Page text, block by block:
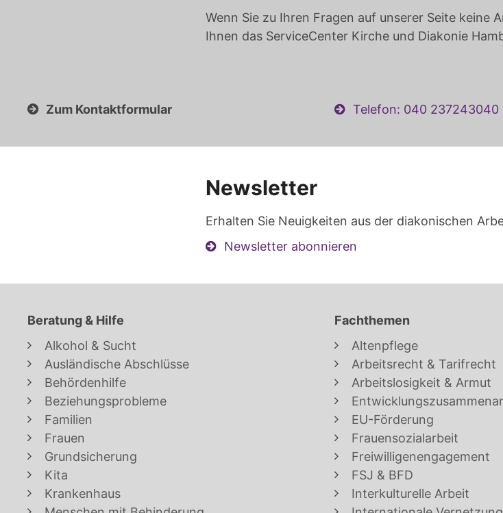
Wenn Sie zu Ihren Fragen auf unserer Seite keine
Ihnen das ServiceCenter Kirche und Diakonie
Zum Kontaktformular Telefon: 040 237243040
Newsletter
Erhalten Sie Neuigkeiten aus der diakonischen
Newsletter abonnieren
Beratung & Hilfe
Alkohol & Sucht
Ausländische Abschlüsse
Behördenhilfe
Beziehungsprobleme
Familien
Frauen
Grundsicherung
Kita
Krankenhaus
Fachthemen
Altenpflege
Arbeitsrecht & Tarifrecht
Arbeitslosigkeit & Armut
EU-Förderung
Frauensozialarbeit
Freiwilligenengagement
FSJ & BFD
Interkulturelle Arbeit